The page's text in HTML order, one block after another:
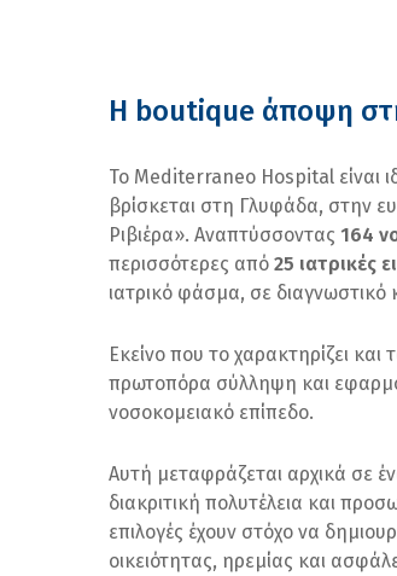
H boutique άποψη
Το Mediterraneo Hospital είναι
βρίσκεται στη Γλυφάδα, στην
Ριβιέρα». Αναπτύσσοντας 164
περισσότερες από25 ιατρικές
ιατρικό φάσμα, σε διαγνωστικό
Εκείνο που το χαρακτηρίζει και
πρωτοπόρα σύλληψη και
νοσοκομειακό επίπεδο.
Αυτή μεταφράζεται αρχικά σε
διακριτική πολυτέλεια και
επιλογές έχουν στόχο να
οικειότητας, ηρεμίας και